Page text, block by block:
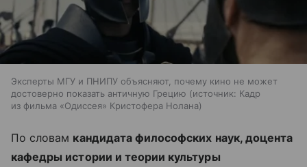
Эксперты МГУ и ПНИПУ объясняют, почему кино не может
достоверно показать античную Грецию
источник: Кадр
из фильма «Одиссея» Кристофера Нолана
По словам кандидата философских наук, доцента
кафедры истории и теории культуры